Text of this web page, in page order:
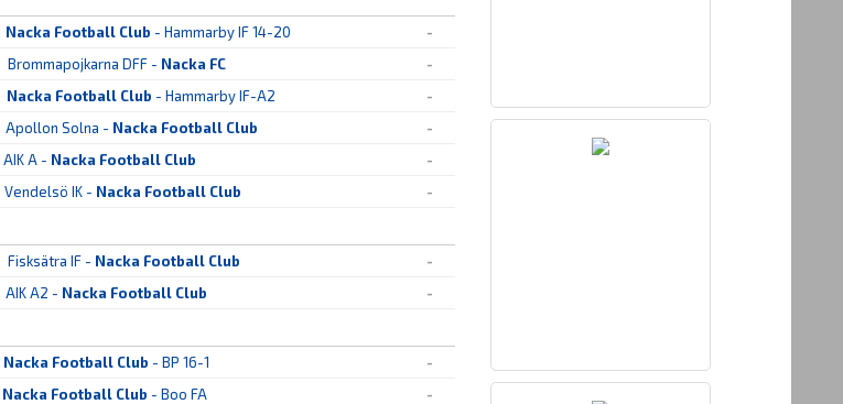
Nacka Football Club - Hammarby IF 14-20
-
Brommapojkarna DFF - Nacka FC
-
Nacka Football Club - Hammarby IF-A2
-
Apollon Solna - Nacka Football Club
-
AIK A - Nacka Football Club
-
Vendelsö IK - Nacka Football Club -
Fisksätra IF - Nacka Football Club
-
AIK A2 - Nacka Football Club -
Nacka Football Club - BP 16-1
-
Nacka Football Club - Boo FA
-